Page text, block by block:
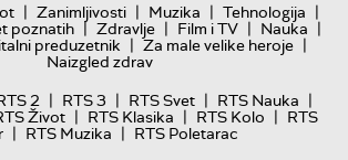
| Zanimljivosti | Muzika | Tehnologija |
poznatih | Zdravlje | Film i TV | Nauka |
preduzetnik | Za male velike heroje |
Naizgled zdrav
2 | RTS 3 | RTS Svet | RTS Nauka |
Život | RTS Klasika | RTS Kolo | RTS
| RTS Muzika | RTS Poletarac